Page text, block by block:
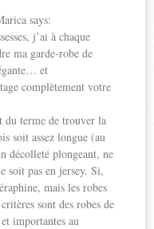
says:
j’ai à chaque
ma garde-robe de
et
complètement votre
du terme de trouver la
soit assez longue (au
décolleté plongeant, ne
soit pas en jersey. Si,
mais les robes
sont des robes de
importantes au